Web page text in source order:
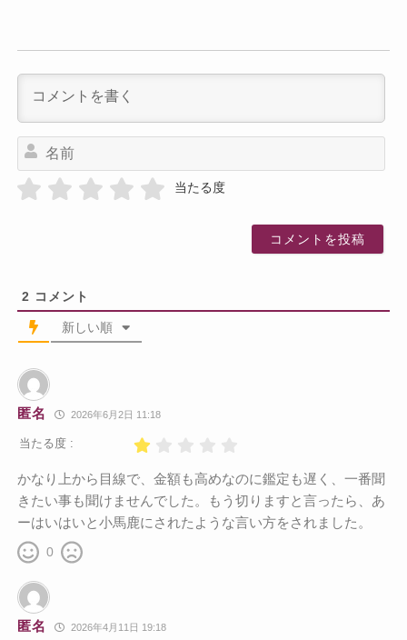
当たる度
2 コメント
新しい順
匿名 2026年6月2日 11:18
当たる度 :
かなり上から目線で、金額も高めなのに鑑定も遅く、一番聞
きたい事も聞けませんでした。もう切りますと言ったら、あ
ーはいはいと小馬鹿にされたような言い方をされました。
0
匿名 2026年4月11日 19:18